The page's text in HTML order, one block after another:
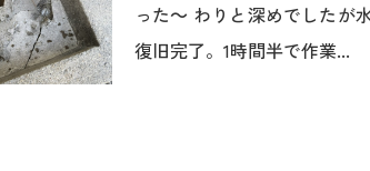
った～ わりと深めでしたが
復旧完了。1時間半で作業...